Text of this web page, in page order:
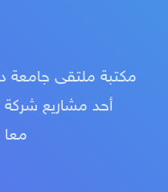
مكتبة ملتقى جامعة
أحد مشاريع شركة